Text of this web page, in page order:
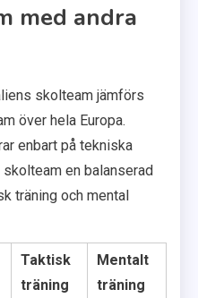
med andra
skolteam jämförs
över hela Europa.
enbart på tekniska
en balanserad
träning och mental
Taktisk
träning
Mentalt
träning